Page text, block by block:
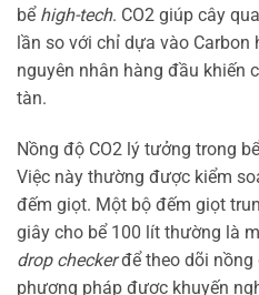
bể high-tech. CO2 giúp cây
lần so với chỉ dựa vào Carbon
nguyên nhân hàng đầu khiến
tàn.
Nồng độ CO2 lý tưởng trong
Việc này thường được kiểm
đếm giọt. Một bộ đếm giọt
giây cho bể 100 lít thường là
drop checkerđể theo dõi nồng
phương pháp được khuyến